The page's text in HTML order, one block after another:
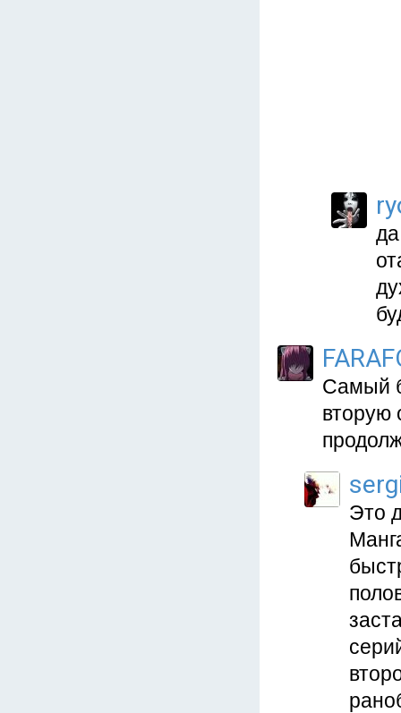
Самый
вторую
Это